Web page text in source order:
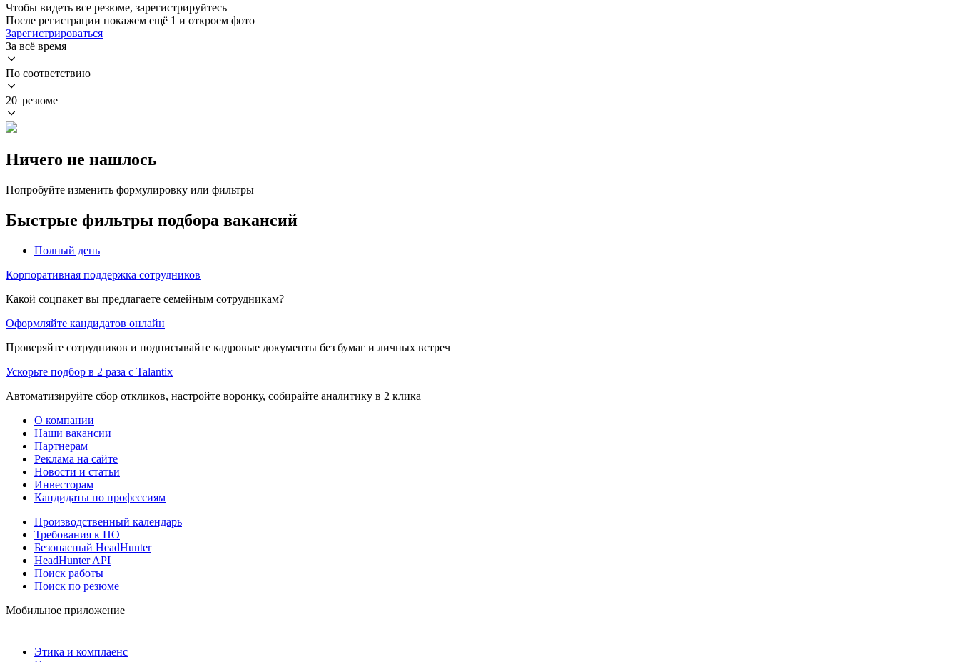
Чтобы видеть все резюме, зарегистрируйтесь
После регистрации покажем ещё 1 и откроем фото
Зарегистрироваться
За всё время
По соответствию
20 резюме
Ничего не нашлось
Попробуйте изменить формулировку или фильтры
Быстрые фильтры подбора вакансий
Полный день
Корпоративная поддержка сотрудников
Какой соцпакет вы предлагаете семейным сотрудникам?
Оформляйте кандидатов онлайн
Проверяйте сотрудников и подписывайте кадровые документы без бумаг и личных встреч
Ускорьте подбор в 2 раза с Talantix
Автоматизируйте сбор откликов, настройте воронку, собирайте аналитику в 2 клика
О компании
Наши вакансии
Партнерам
Реклама на сайте
Новости и статьи
Инвесторам
Кандидаты по профессиям
Производственный календарь
Требования к ПО
Безопасный HeadHunter
HeadHunter API
Поиск работы
Поиск по резюме
Мобильное приложение
Этика и комплаенс